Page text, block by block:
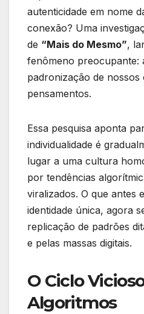
autenticidade em nome
conexão? Uma
de “Mais do Mesmo”,
fenômeno preocupante:
padronização de
pensamentos.
Essa pesquisa aponta
individualidade é
lugar a uma cultura
por tendências
viralizados. O que antes
identidade única, agora
replicação de padrões
e pelas massas digitais.
O Ciclo
Algoritmos